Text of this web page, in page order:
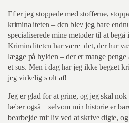
Efter jeg stoppede med stofferne,
kriminaliteten – den blev jeg bare
specialiserede mine metoder til at begå
Kriminaliteten har været det, der har
lægge på hylden – der er mange
et sus. Men i dag har jeg ikke begået
jeg virkelig stolt af!
Jeg er glad for at grine, og jeg skal nok
læber også – selvom min historie er
bearbejde mit liv ved at skrive digte,